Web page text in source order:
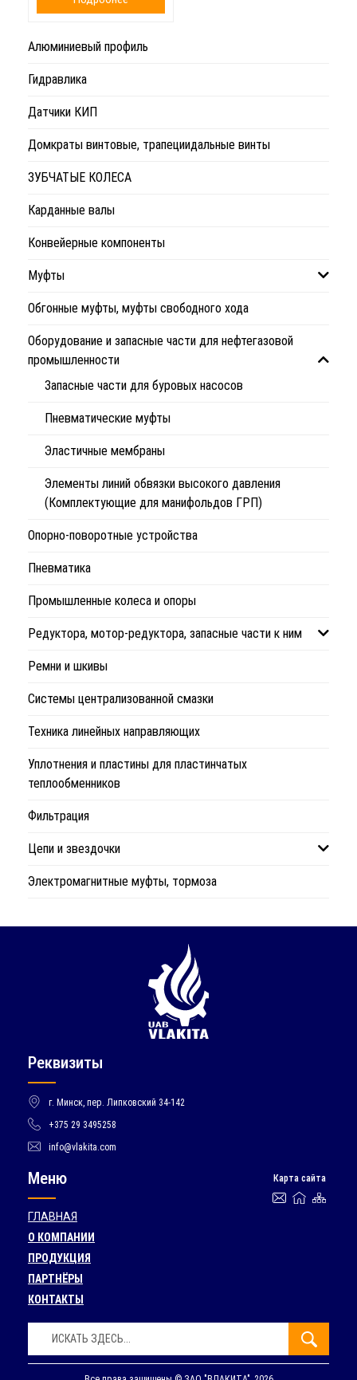
Алюминиевый профиль
Гидравлика
Датчики КИП
Домкраты винтовые, трапециидальные винты
ЗУБЧАТЫЕ КОЛЕСА
Карданные валы
Конвейерные компоненты
Муфты
Обгонные муфты, муфты свободного хода
Оборудование и запасные части для нефтегазовой
промышленности
Запасные части для буровых насосов
Пневматические муфты
Эластичные мембраны
Элементы линий обвязки высокого давления
(Комплектующие для манифольдов ГРП)
Опорно-поворотные устройства
Пневматика
Промышленные колеса и опоры
Редуктора, мотор-редуктора, запасные части к ним
Ремни и шкивы
Системы централизованной смазки
Техника линейных направляющих
Уплотнения и пластины для пластинчатых
теплообменников
Фильтрация
Цепи и звездочки
Электромагнитные муфты, тормоза
Реквизиты
г. Минск, пер. Липковский 34-142
+375 29 3495258
info@vlakita.com
Меню Карта сайта
ГЛАВНАЯ
О КОМПАНИИ
ПРОДУКЦИЯ
ПАРТНЁРЫ
КОНТАКТЫ
Искать